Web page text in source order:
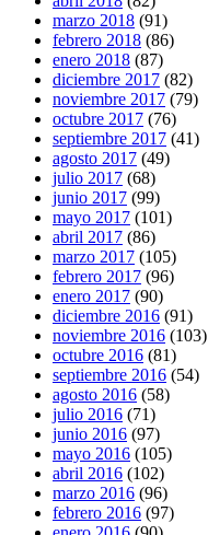
marzo 2018 (91)
febrero 2018 (86)
enero 2018 (87)
diciembre 2017 (82)
noviembre 2017 (79)
octubre 2017 (76)
septiembre 2017 (41)
agosto 2017 (49)
julio 2017 (68)
junio 2017 (99)
mayo 2017 (101)
abril 2017 (86)
marzo 2017 (105)
febrero 2017 (96)
enero 2017 (90)
diciembre 2016 (91)
noviembre 2016 (103)
octubre 2016 (81)
septiembre 2016 (54)
agosto 2016 (58)
julio 2016 (71)
junio 2016 (97)
mayo 2016 (105)
abril 2016 (102)
marzo 2016 (96)
febrero 2016 (97)